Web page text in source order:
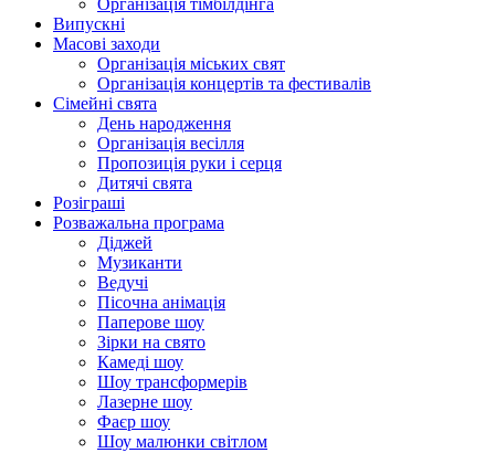
Організація тімбілдінга
Випускні
Масові заходи
Організація міських свят
Організація концертів та фестивалів
Сімейні свята
День народження
Організація весілля
Пропозиція руки і серця
Дитячі свята
Розіграші
Розважальна програма
Діджей
Музиканти
Ведучі
Пісочна анімація
Паперове шоу
Зірки на свято
Камеді шоу
Шоу трансформерів
Лазерне шоу
Фаєр шоу
Шоу малюнки світлом